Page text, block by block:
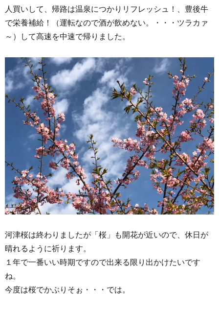
人買いして、帰路は温泉につかりリフレッシュ！、豊後牛
で栄養補給！（運転なので酒が飲めない。・・・ツラカァ
～）して高速を中速で帰りました。
河津桜は終わりましたが「桜」も開花が近いので、休日が
晴れるように祈ります。
１年で一番いい時期ですので出来る限り出かけたいです
ね。
今度は桜でかぶりそぉ・・・では。